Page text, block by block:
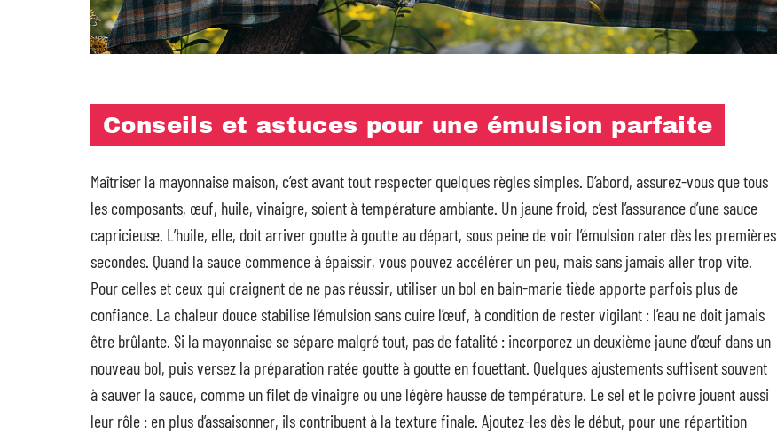
Conseils et astuces pour une émulsion parfaite
Maîtriser la mayonnaise maison, c’est avant tout respecter quelques règles simples. D’abord, assurez-vous que tous
les composants, œuf, huile, vinaigre, soient à température ambiante. Un jaune froid, c’est l’assurance d’une sauce
capricieuse. L’huile, elle, doit arriver goutte à goutte au départ, sous peine de voir l’émulsion rater dès les premières
secondes. Quand la sauce commence à épaissir, vous pouvez accélérer un peu, mais sans jamais aller trop vite.
Pour celles et ceux qui craignent de ne pas réussir, utiliser un bol en bain-marie tiède apporte parfois plus de
confiance. La chaleur douce stabilise l’émulsion sans cuire l’œuf, à condition de rester vigilant : l’eau ne doit jamais
être brûlante. Si la mayonnaise se sépare malgré tout, pas de fatalité : incorporez un deuxième jaune d’œuf dans un
nouveau bol, puis versez la préparation ratée goutte à goutte en fouettant. Quelques ajustements suffisent souvent
à sauver la sauce, comme un filet de vinaigre ou une légère hausse de température. Le sel et le poivre jouent aussi
leur rôle : en plus d’assaisonner, ils contribuent à la texture finale. Ajoutez-les dès le début, pour une répartition